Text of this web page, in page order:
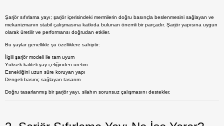
Şarjör sıfırlama yayı; şarjör içerisindeki mermilerin doğru basınçla beslenmesini sağlayan ve
mekanizmanın stabil çalışmasına katkıda bulunan önemli bir parçadır. Şarjör yapısına uygun
olarak üretilir ve performansı doğrudan etkiler.
Bu yaylar genellikle şu özelliklere sahiptir:
İlgili şarjör modeli ile tam uyum
Yüksek kaliteli yay çeliğinden üretim
Esnekliğini uzun süre koruyan yapı
Dengeli basınç sağlayan tasarım
Doğru tasarlanmış bir şarjör yayı, silahın sorunsuz çalışmasını destekler.